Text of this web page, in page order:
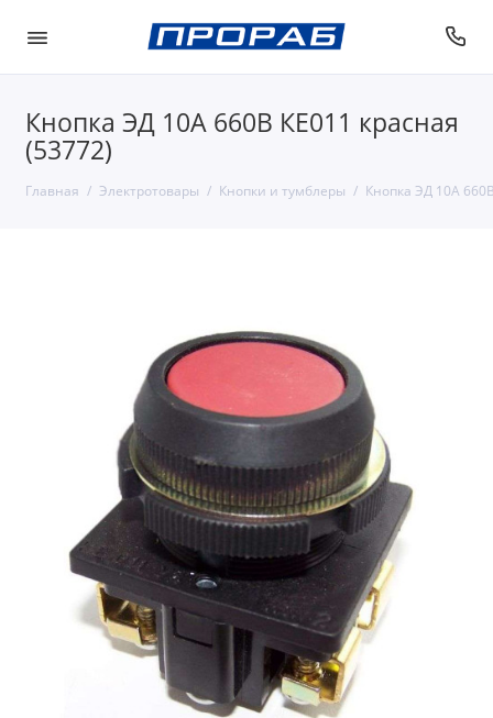
Кнопка ЭД 10А 660В КЕ011 красная
(53772)
Главная Электротовары Кнопки и тумблеры Кнопка ЭД 10А